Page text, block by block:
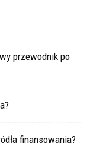
przewodnik po
finansowania?